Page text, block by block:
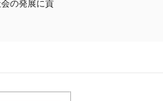
の発展に貢